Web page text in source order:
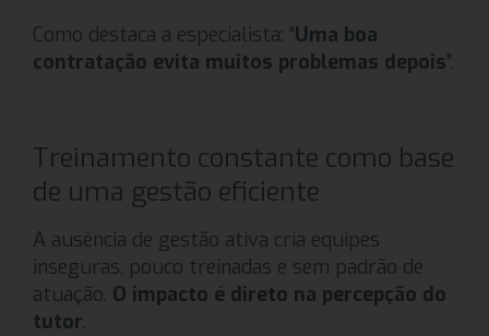
Como destaca a especialista: “Uma boa
contratação evita muitos problemas depois”.
Treinamento constante como base
de uma gestão eficiente
A ausência de gestão ativa cria equipes
inseguras, pouco treinadas e sem padrão de
atuação. O impacto é direto na percepção do
tutor.